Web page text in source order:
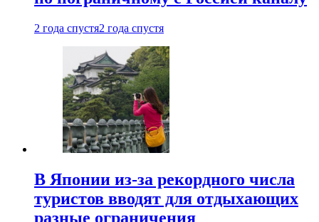
2 года спустя2 года спустя
В Японии из-за рекордного числа
туристов вводят для отдыхающих
разные ограничения